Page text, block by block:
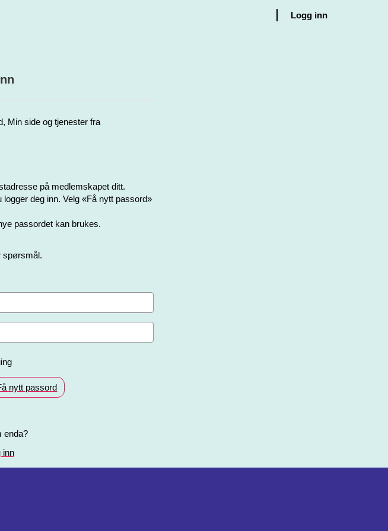
Logg inn
Min side og tjenester fra
på medlemskapet ditt.
deg inn. Velg «Få nytt passord»
passordet kan brukes.
nytt passord
enda?
inn